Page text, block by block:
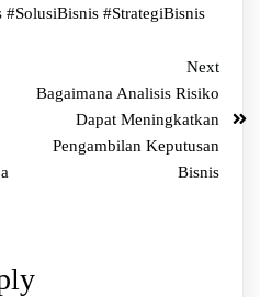
#SolusiBisnis #StrategiBisnis
Next
Bagaimana Analisis Risiko
Dapat Meningkatkan
Pengambilan Keputusan
Bisnis